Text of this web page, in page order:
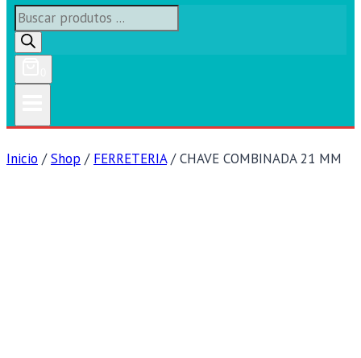
Búsqueda
de
productos
Inicio / Shop / FERRETERIA / CHAVE COMBINADA 21 MM